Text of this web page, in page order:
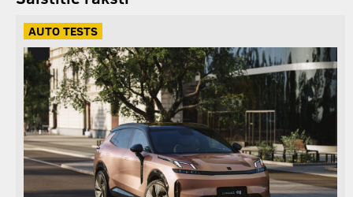
AUTO TESTS